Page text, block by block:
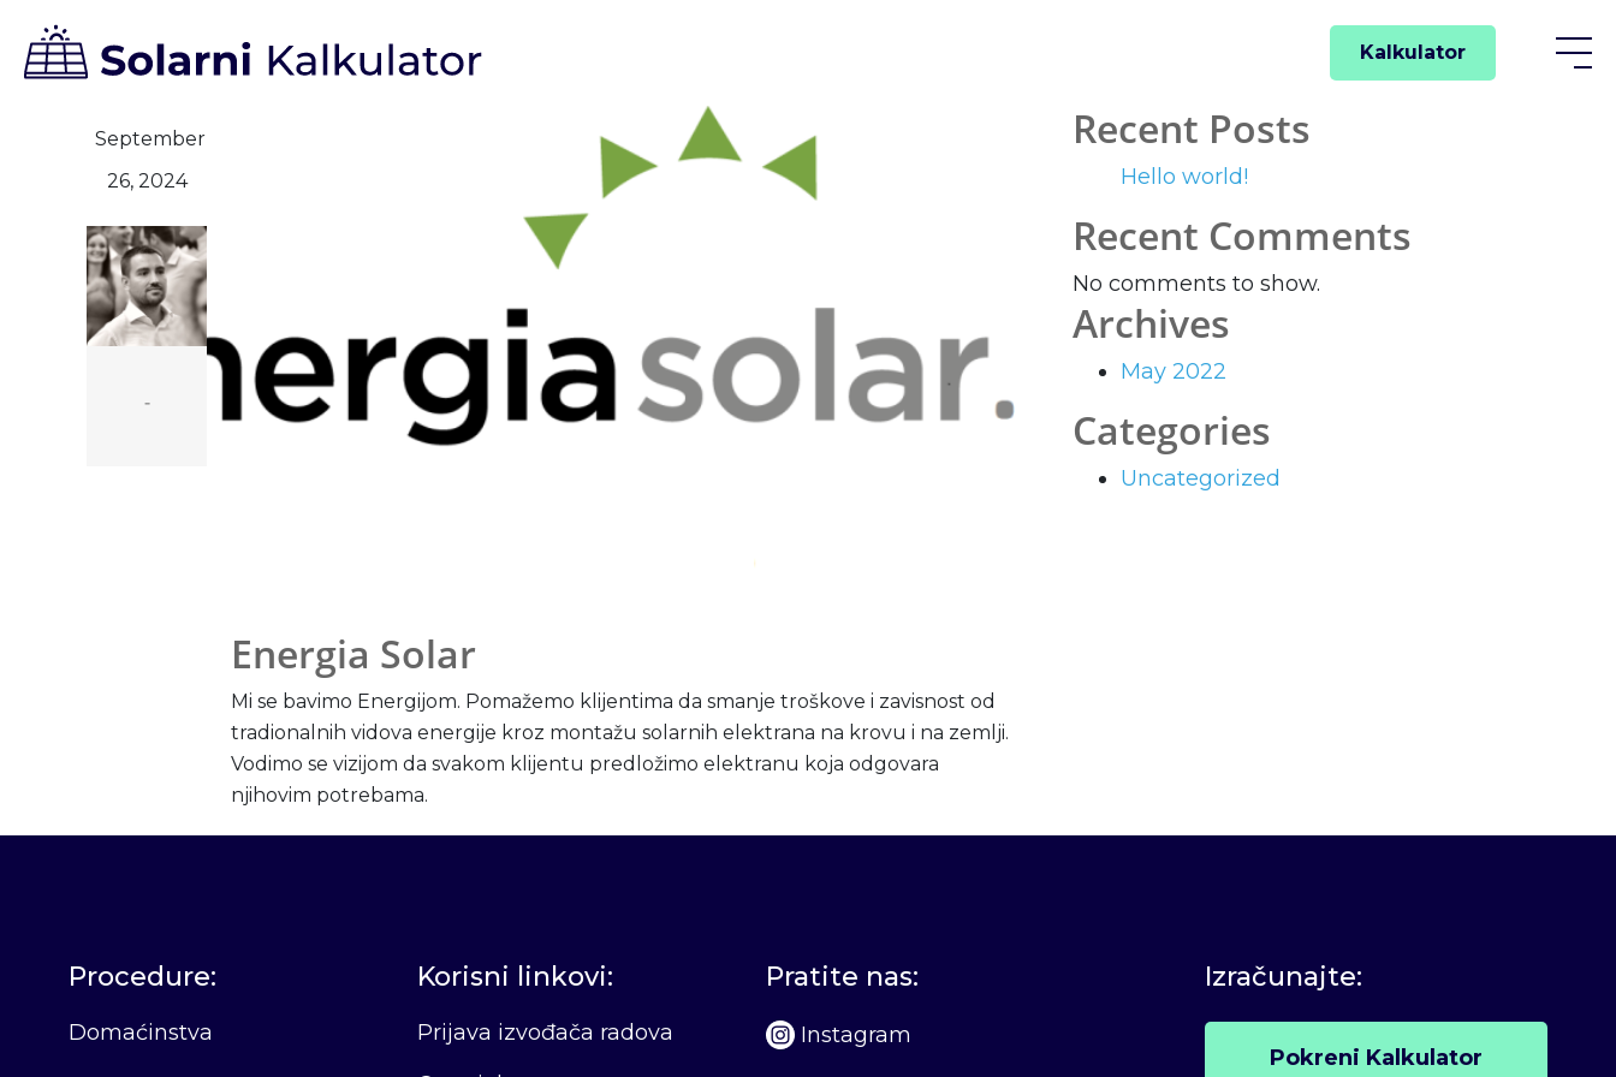
Kalkulator
September
26, 2024
-
Energia Solar
Mi se bavimo Energijom. Pomažemo klijentima da smanje troškove i zavisnost od
tradionalnih vidova energije kroz montažu solarnih elektrana na krovu i na zemlji.
Vodimo se vizijom da svakom klijentu predložimo elektranu koja odgovara
njihovim potrebama.
Recent Posts
Hello world!
Recent Comments
No comments to show.
Archives
May 2022
Categories
Uncategorized
Procedure:
Domaćinstva
Korisni linkovi:
Prijava izvođača radova
Pratite nas:
Instagram
Izračunajte:
Pokreni Kalkulator